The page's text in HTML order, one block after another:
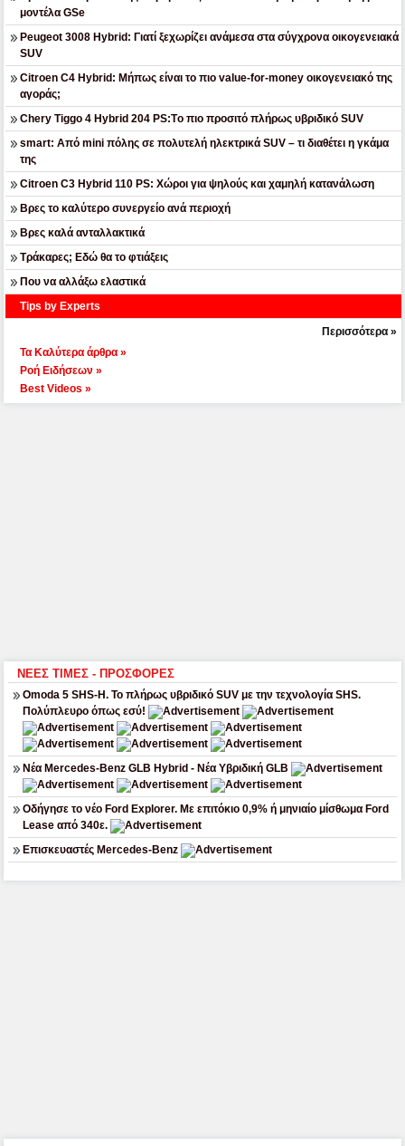
μοντέλα GSe
Peugeot 3008 Hybrid: Γιατί ξεχωρίζει ανάμεσα στα σύγχρονα οικογενειακά
SUV
Citroen C4 Hybrid: Μήπως είναι το πιο value-for-money οικογενειακό της
αγοράς;
Chery Tiggo 4 Hybrid 204 PS:Tο πιο προσιτό πλήρως υβριδικό SUV
smart: Από mini πόλης σε πολυτελή ηλεκτρικά SUV – τι διαθέτει η γκάμα
της
Citroen C3 Hybrid 110 PS: Χώροι για ψηλούς και χαμηλή κατανάλωση
Βρες το καλύτερο συνεργείο ανά περιοχή
Βρες καλά ανταλλακτικά
Τράκαρες; Εδώ θα το φτιάξεις
Που να αλλάξω ελαστικά
Tips by Experts
Περισσότερα »
Τα Καλύτερα άρθρα »
Ροή Ειδήσεων »
Best Videos »
ΝΕΕΣ ΤΙΜΕΣ - ΠΡΟΣΦΟΡΕΣ
Omoda 5 SHS-H. Το πλήρως υβριδικό SUV με την τεχνολογία SHS.
Πολύπλευρο όπως εσύ!
Νέα Mercedes-Benz GLB Hybrid - Νέα Υβριδική GLB
Οδήγησε το νέο Ford Explorer. Με επιτόκιο 0,9% ή μηνιαίο μίσθωμα Ford
Lease από 340ε.
Επισκευαστές Mercedes-Benz